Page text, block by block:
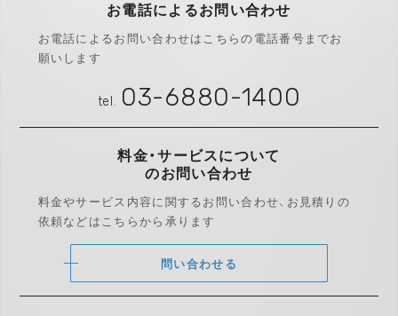
お電話によるお問い合わせ
お電話によるお問い合わせはこちらの電話番号までお
願いします
tel. 03-6880-1400
料金・サービスについて
のお問い合わせ
料金やサービス内容に関するお問い合わせ、 お見積りの
依頼などはこちらから承ります
問い合わせる